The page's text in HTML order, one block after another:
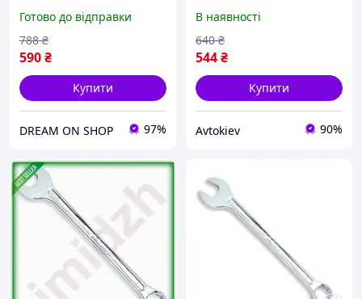
для механіків та
автолюбителів
інструмент для DM-11
Готово до відправки
590₴
788 ₴
Купити
DREAM ON SHOP 97%
В наявності
544₴
640 ₴
Купити
Avtokiev 90%